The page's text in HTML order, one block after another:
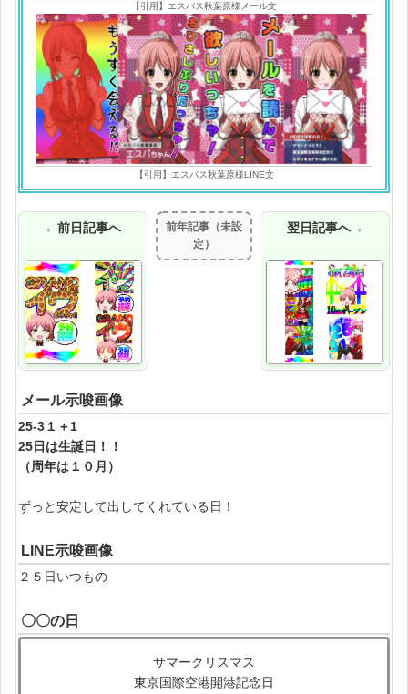
【引用】エスパス秋葉原様メール文
【引用】エスパス秋葉原様LINE文
←前日記事へ
前年記事（未設
定）
翌日記事へ→
メール示唆画像
25-3１＋1
25日は生誕日！！
（周年は１０月）
ずっと安定して出してくれている日！
LINE示唆画像
２５日いつもの
〇〇の日
サマークリスマス
東京国際空港開港記念日